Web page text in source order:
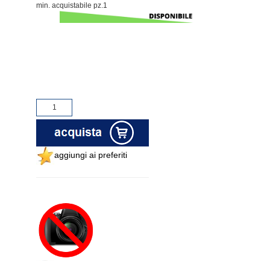
min. acquistabile pz.1
aggiungi ai preferiti